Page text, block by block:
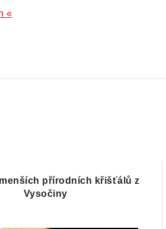
«
přírodních křišťálů z
Vysočiny